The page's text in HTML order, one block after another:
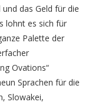
das Geld für die
lohnt es sich für
Palette der
Ovations“
Sprachen für die
Slowakei,